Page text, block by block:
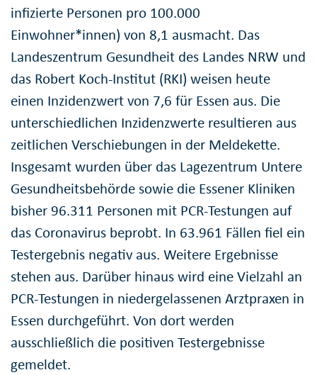
infizierte Personen pro 100.000
Einwohner*innen) von 8,1 ausmacht. Das
Landeszentrum Gesundheit des Landes NRW und
das Robert Koch-Institut (RKI) weisen heute
einen Inzidenzwert von 7,6 für Essen aus. Die
unterschiedlichen Inzidenzwerte resultieren aus
zeitlichen Verschiebungen in der Meldekette.
Insgesamt wurden über das Lagezentrum Untere
Gesundheitsbehörde sowie die Essener Kliniken
bisher 96.311 Personen mit PCR-Testungen auf
das Coronavirus beprobt. In 63.961 Fällen fiel ein
Testergebnis negativ aus. Weitere Ergebnisse
stehen aus. Darüber hinaus wird eine Vielzahl an
PCR-Testungen in niedergelassenen Arztpraxen in
Essen durchgeführt. Von dort werden
ausschließlich die positiven Testergebnisse
gemeldet.